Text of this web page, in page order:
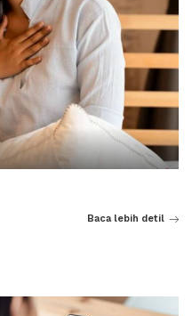
Baca lebih detil